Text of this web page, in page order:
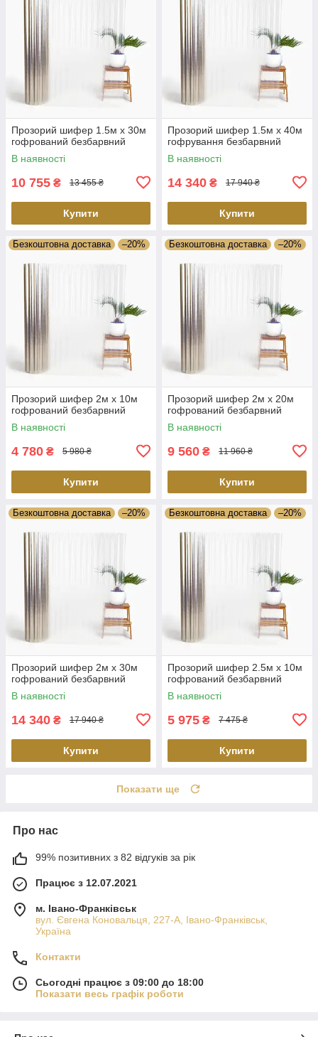
Прозорий шифер 1.5м х 30м
гофрований безбарвний
В наявності
10 755 ₴ 13 455 ₴
Купити
Прозорий шифер 1.5м х 40м
гофрування безбарвний
В наявності
14 340 ₴ 17 940 ₴
Купити
Безкоштовна доставка –20%
Прозорий шифер 2м х 10м
гофрований безбарвний
В наявності
4 780 ₴ 5 980 ₴
Купити
Безкоштовна доставка –20%
Прозорий шифер 2м х 20м
гофрований безбарвний
В наявності
9 560 ₴ 11 960 ₴
Купити
Безкоштовна доставка –20%
Прозорий шифер 2м х 30м
гофрований безбарвний
В наявності
14 340 ₴ 17 940 ₴
Купити
Безкоштовна доставка –20%
Прозорий шифер 2.5м х 10м
гофрований безбарвний
В наявності
5 975 ₴ 7 475 ₴
Купити
Показати ще
Про нас
99% позитивних з 82 відгуків за рік
Працює з 12.07.2021
м. Івано-Франківськ
вул. Євгена Коновальця, 227-А, Івано-Франківськ,
Україна
Контакти
Сьогодні працює з 09:00 до 18:00
Показати весь графік роботи